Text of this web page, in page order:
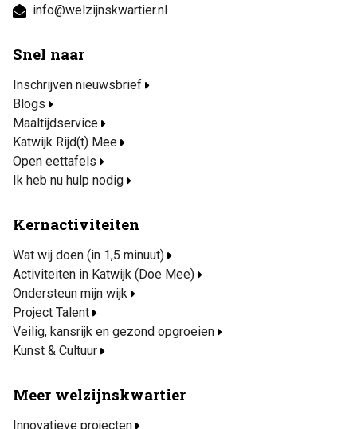
info@welzijnskwartier.nl
Snel naar
Inschrijven nieuwsbrief
Blogs
Maaltijdservice
Katwijk Rijd(t) Mee
Open eettafels
Ik heb nu hulp nodig
Kernactiviteiten
Wat wij doen (in 1,5 minuut)
Activiteiten in Katwijk (Doe Mee)
Ondersteun mijn wijk
Project Talent
Veilig, kansrijk en gezond opgroeien
Kunst & Cultuur
Meer welzijnskwartier
Innovatieve projecten